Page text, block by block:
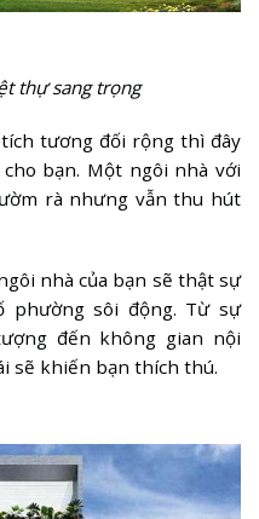
thự sang trọng
tương đối rộng thì đây
bạn. Một ngôi nhà với
rà nhưng vẫn thu hút
nhà của bạn sẽ thật sự
phường sôi động. Từ sự
đến không gian nội
sẽ khiến bạn thích thú.